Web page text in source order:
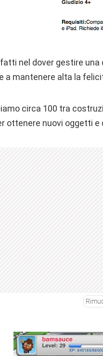
nel dover gestire
a mantenere alta la
circa 100 tra
ottenere nuovi oggetti e